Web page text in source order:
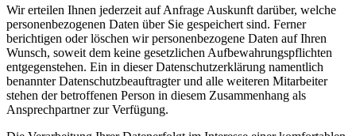
Wir erteilen Ihnen jederzeit auf Anfrage Auskunft darüber, welche
personenbezogenen Daten über Sie gespeichert sind. Ferner
berichtigen oder löschen wir personenbezogene Daten auf Ihren
Wunsch, soweit dem keine gesetzlichen Aufbewahrungspflichten
entgegenstehen. Ein in dieser Datenschutzerklärung namentlich
benannter Datenschutzbeauftragter und alle weiteren Mitarbeiter
stehen der betroffenen Person in diesem Zusammenhang als
Ansprechpartner zur Verfügung.